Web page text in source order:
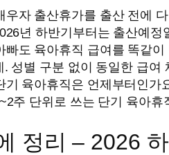
우자 출산휴가를 출산 전에
년 하반기부터는 출산예
빠도 육아휴직 급여를 똑같이
. 성별 구분 없이 동일한 급여
기 육아휴직은 언제부터인가
주 단위로 쓰는 단기 육아
정리 – 2026